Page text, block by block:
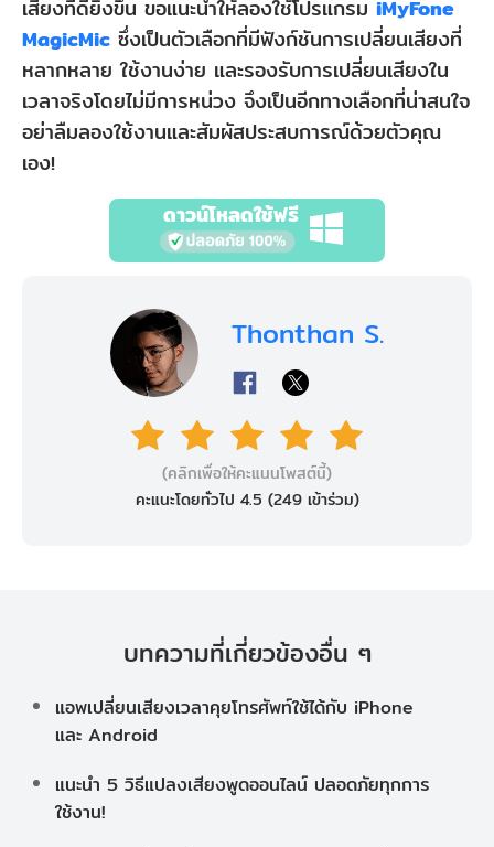
เสียงที่ดียิ่งขึ้น ขอแนะนำให้ลองใช้โปรแกรม iMyFone
MagicMic ซึ่งเป็นตัวเลือกที่มีฟังก์ชันการเปลี่ยนเสียงที่
หลากหลาย ใช้งานง่าย และรองรับการเปลี่ยนเสียงใน
เวลาจริงโดยไม่มีการหน่วง จึงเป็นอีกทางเลือกที่น่าสนใจ
อย่าลืมลองใช้งานและสัมผัสประสบการณ์ด้วยตัวคุณ
เอง!
ดาวน์โหลดใช้ฟรี
Thonthan S.
(คลิกเพื่อให้คะแนนโพสต์นี้)
คะแนะโดยทั่วไป 4.5 (249เข้าร่วม)
บทความที่เกี่ยวข้องอื่น ๆ
แอพเปลี่ยนเสียงเวลาคุยโทรศัพท์ใช้ได้กับ iPhone
และ Android
แนะนำ 5 วิธีแปลงเสียงพูดออนไลน์ ปลอดภัยทุกการ
ใช้งาน!